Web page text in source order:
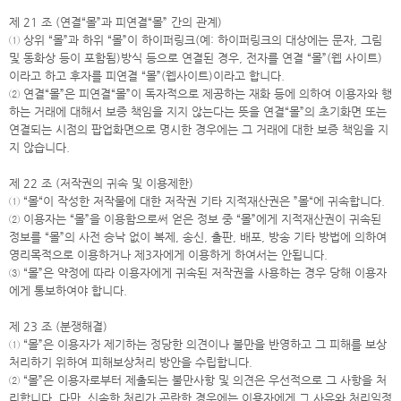
제 21 조 (연결“몰”과 피연결“몰” 간의 관계)
① 상위 “몰”과 하위 “몰”이 하이퍼링크(예: 하이퍼링크의 대상에는 문자, 그림
및 동화상 등이 포함됨)방식 등으로 연결된 경우, 전자를 연결 “몰”(웹 사이트)
이라고 하고 후자를 피연결 “몰”(웹사이트)이라고 합니다.
② 연결“몰”은 피연결“몰”이 독자적으로 제공하는 재화 등에 의하여 이용자와 행
하는 거래에 대해서 보증 책임을 지지 않는다는 뜻을 연결“몰”의 초기화면 또는
연결되는 시점의 팝업화면으로 명시한 경우에는 그 거래에 대한 보증 책임을 지
지 않습니다.
제 22 조 (저작권의 귀속 및 이용제한)
① “몰“이 작성한 저작물에 대한 저작권 기타 지적재산권은 ”몰“에 귀속합니다.
② 이용자는 “몰”을 이용함으로써 얻은 정보 중 “몰”에게 지적재산권이 귀속된
정보를 “몰”의 사전 승낙 없이 복제, 송신, 출판, 배포, 방송 기타 방법에 의하여
영리목적으로 이용하거나 제3자에게 이용하게 하여서는 안됩니다.
③ “몰”은 약정에 따라 이용자에게 귀속된 저작권을 사용하는 경우 당해 이용자
에게 통보하여야 합니다.
제 23 조 (분쟁해결)
① “몰”은 이용자가 제기하는 정당한 의견이나 불만을 반영하고 그 피해를 보상
처리하기 위하여 피해보상처리 방안을 수립합니다.
② “몰”은 이용자로부터 제출되는 불만사항 및 의견은 우선적으로 그 사항을 처
리합니다. 다만, 신속한 처리가 곤란한 경우에는 이용자에게 그 사유와 처리일정